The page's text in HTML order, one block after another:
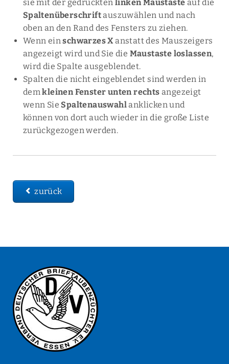
sie mit der gedrücktenlinken Maustaste auf die
Spaltenüberschriftauszuwählen und nach
oben an den Rand des Fensters zu ziehen.
Wenn einschwarzes Xanstatt des Mauszeigers
angezeigt wird und Sie die Maustaste loslassen,
wird die Spalte ausgeblendet.
Spalten die nicht eingeblendet sind werden in
demkleinen Fenster unten rechts angezeigt
wenn Sie Spaltenauswahlanklicken und
können von dort auch wieder in die große Liste
zurückgezogen werden.
zurück